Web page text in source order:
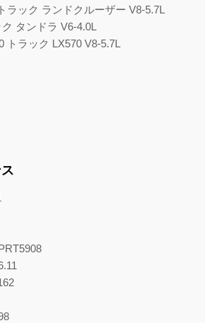
ラック ランドクルーザー V8-5.7L
タンドラ V6-4.0L
トラック LX570 V8-5.7L